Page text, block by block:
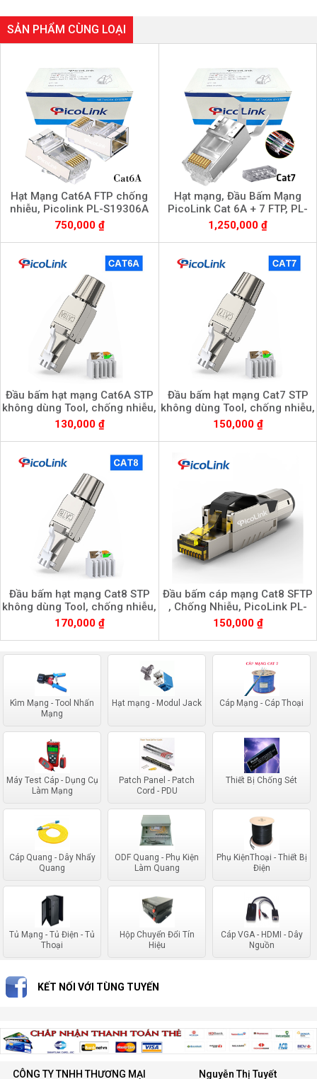
SẢN PHẨM CÙNG LOẠI
Hạt Mạng Cat6A FTP chống
nhiễu, Picolink PL-S19306A
750,000 ₫
Hạt mạng, Đầu Bấm Mạng
PicoLink Cat 6A + 7 FTP, PL-
1910607
1,250,000 ₫
Đầu bấm hạt mạng Cat6A STP
không dùng Tool, chống nhiễu,
PicoLink PL-KT6A
130,000 ₫
Đầu bấm hạt mạng Cat7 STP
không dùng Tool, chống nhiễu,
Picolink PL-KT7
150,000 ₫
Đầu bấm hạt mạng Cat8 STP
không dùng Tool, chống nhiễu,
Picolink PL-KT8
170,000 ₫
Đầu bấm cáp mạng Cat8 SFTP
, Chống Nhiễu, PicoLink PL-
111998A
150,000 ₫
Kìm Mạng - Tool Nhấn
Mạng
Hạt mạng - Modul Jack Cáp Mạng - Cáp Thoại
Máy Test Cáp - Dụng Cụ
Làm Mạng
Patch Panel - Patch
Cord - PDU
Thiết Bị Chống Sét
Cáp Quang - Dây Nhẩy
Quang
ODF Quang - Phụ Kiện
Làm Quang
Phụ KiệnThoại - Thiết Bị
Điện
Tủ Mạng - Tủ Điện - Tủ
Thoại
Hộp Chuyển Đổi Tín
Hiệu
Cáp VGA - HDMI - Dây
Nguồn
KẾT NỐI VỚI TÙNG TUYẾN
CÔNG TY TNHH THƯƠNG MẠI Nguyễn Thị Tuyết